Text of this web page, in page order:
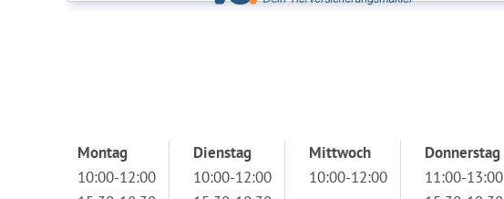
Montag
10:00-12:00
Dienstag
10:00-12:00
Mittwoch
10:00-12:00
Donnerstag
11:00-13:00